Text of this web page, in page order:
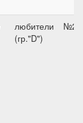
любители
(гр."D")